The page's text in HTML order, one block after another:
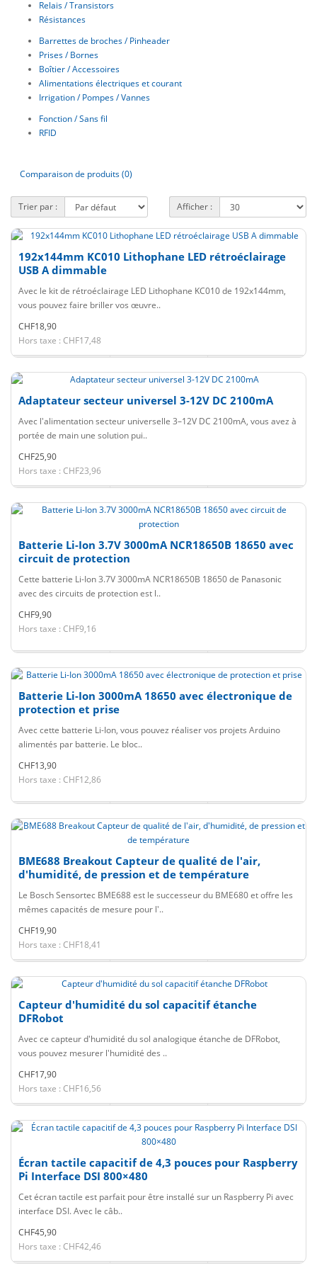
Relais / Transistors
Résistances
Barrettes de broches / Pinheader
Prises / Bornes
Boîtier / Accessoires
Alimentations électriques et courant
Irrigation / Pompes / Vannes
Fonction / Sans fil
RFID
Comparaison de produits (0)
Trier par : Afficher :
192x144mm KC010 Lithophane LED rétroéclairage
USB A dimmable
Avec le kit de rétroéclairage LED Lithophane KC010 de 192x144mm,
vous pouvez faire briller vos œuvre..
CHF18,90
Hors taxe : CHF17,48
Adaptateur secteur universel 3-12V DC 2100mA
Avec l'alimentation secteur universelle 3–12V DC 2100mA, vous avez à
portée de main une solution pui..
CHF25,90
Hors taxe : CHF23,96
Batterie Li-Ion 3.7V 3000mA NCR18650B 18650 avec
circuit de protection
Cette batterie Li-Ion 3.7V 3000mA NCR18650B 18650 de Panasonic
avec des circuits de protection est l..
CHF9,90
Hors taxe : CHF9,16
Batterie Li-Ion 3000mA 18650 avec électronique de
protection et prise
Avec cette batterie Li-Ion, vous pouvez réaliser vos projets Arduino
alimentés par batterie. Le bloc..
CHF13,90
Hors taxe : CHF12,86
BME688 Breakout Capteur de qualité de l'air,
d'humidité, de pression et de température
Le Bosch Sensortec BME688 est le successeur du BME680 et offre les
mêmes capacités de mesure pour l'..
CHF19,90
Hors taxe : CHF18,41
Capteur d'humidité du sol capacitif étanche
DFRobot
Avec ce capteur d'humidité du sol analogique étanche de DFRobot,
vous pouvez mesurer l'humidité des ..
CHF17,90
Hors taxe : CHF16,56
Écran tactile capacitif de 4,3 pouces pour Raspberry
Pi Interface DSI 800×480
Cet écran tactile est parfait pour être installé sur un Raspberry Pi avec
interface DSI. Avec le câb..
CHF45,90
Hors taxe : CHF42,46